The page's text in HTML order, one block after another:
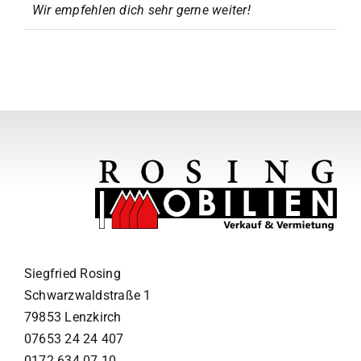
Wir empfehlen dich sehr gerne weiter!
Siegfried Rosing
Schwarzwaldstraße 1
79853 Lenzkirch
07653 24 24 407